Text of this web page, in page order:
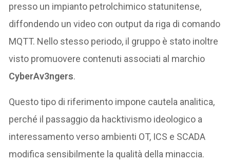
presso un impianto petrolchimico statunitense,
diffondendo un video con output da riga di comando
MQTT. Nello stesso periodo, il gruppo è stato inoltre
visto promuovere contenuti associati al marchio
CyberAv3ngers.
Questo tipo di riferimento impone cautela analitica,
perché il passaggio da hacktivismo ideologico a
interessamento verso ambienti OT, ICS e SCADA
modifica sensibilmente la qualità della minaccia.